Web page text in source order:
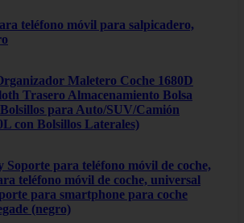
teléfono móvil para salpicadero,
Maletero Coche 1680D
Trasero Almacenamiento Bolsa
para Auto/SUV/Camión
con Bolsillos Laterales)
Soporte para teléfono móvil de coche,
teléfono móvil de coche, universal
para smartphone para coche
(negro)